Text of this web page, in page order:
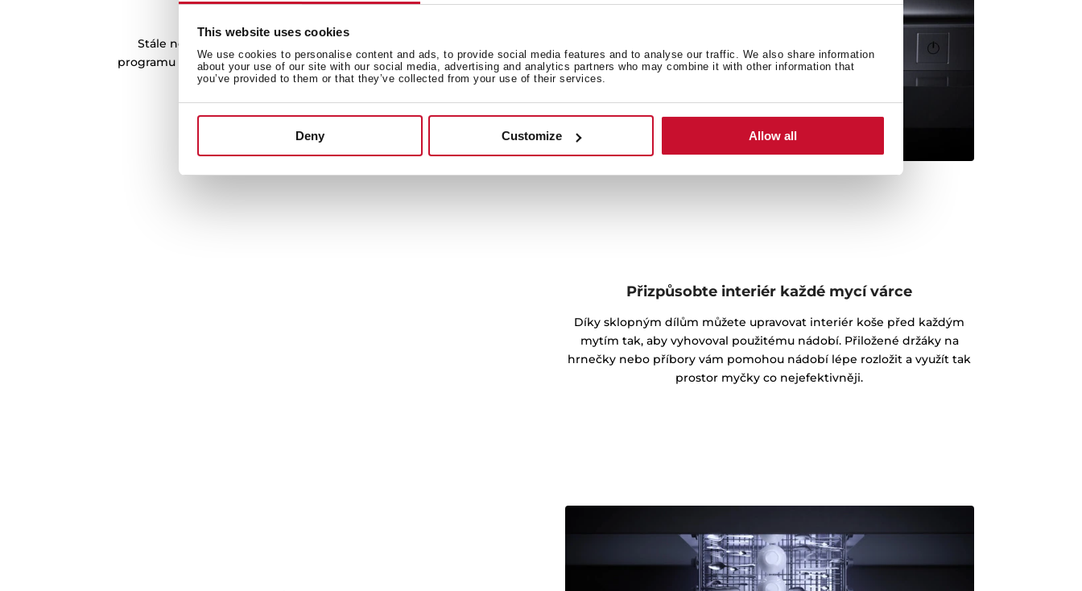
This website uses cookies
We use cookies to personalise content and ads, to provide social media features and to analyse our traffic. We also share information
about your use of our site with our social media, advertising and analytics partners who may combine it with other information that
you’ve provided to them or that they’ve collected from your use of their services.
Deny Customize Allow all
Stále nepřestáváme hledat jednoduchost a pohodlí. Pomocí
programu Auto myčka automaticky nastaví množství, teplotu a tlak
vody v závislosti na míře znečištění nádobí.
Přizpůsobte interiér každé mycí várce
Díky sklopným dílům můžete upravovat interiér koše před každým
mytím tak, aby vyhovoval použitému nádobí. Přiložené držáky na
hrnečky nebo příbory vám pomohou nádobí lépe rozložit a využít tak
prostor myčky co nejefektivněji.